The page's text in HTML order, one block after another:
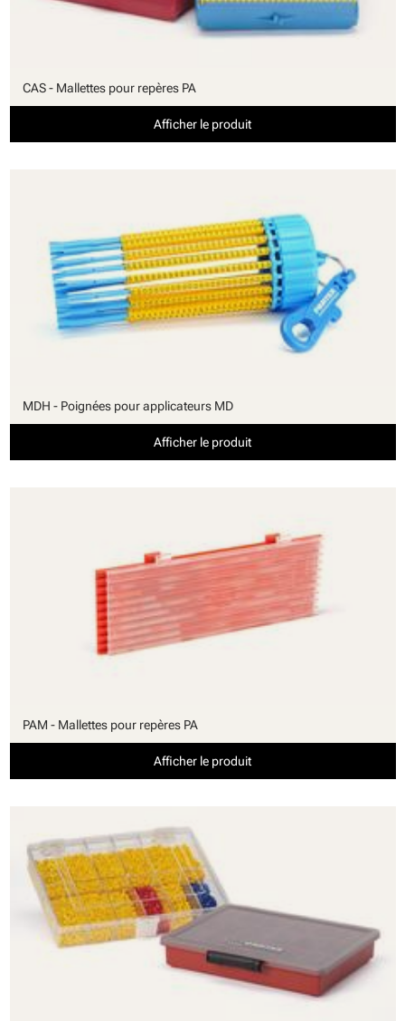
CAS - Mallettes pour repères PA
Afficher le produit
MDH - Poignées pour applicateurs MD
Afficher le produit
PAM - Mallettes pour repères PA
Afficher le produit